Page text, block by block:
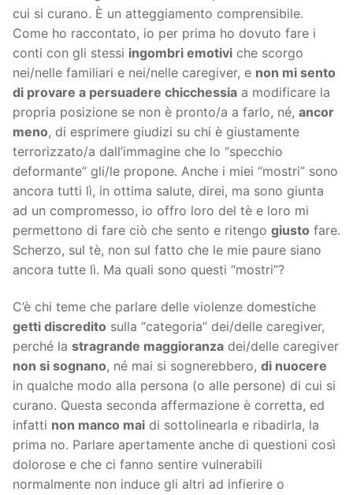
cui si curano. È un atteggiamento comprensibile.
Come ho raccontato, io per prima ho dovuto fare i
conti con gli stessi ingombri emotivi che scorgo
nei/nelle familiari e nei/nelle caregiver, e non mi sento
di provare a persuadere chicchessia a modificare la
propria posizione se non è pronto/a a farlo, né, ancor
meno, di esprimere giudizi su chi è giustamente
terrorizzato/a dall’immagine che lo “specchio
deformante” gli/le propone. Anche i miei “mostri” sono
ancora tutti lì, in ottima salute, direi, ma sono giunta
ad un compromesso, io offro loro del tè e loro mi
permettono di fare ciò che sento e ritengo giusto fare.
Scherzo, sul tè, non sul fatto che le mie paure siano
ancora tutte lì. Ma quali sono questi “mostri”?
C’è chi teme che parlare delle violenze domestiche
getti discredito sulla “categoria” dei/delle caregiver,
perché la stragrande maggioranza dei/delle caregiver
non si sognano, né mai si sognerebbero, di nuocere
in qualche modo alla persona (o alle persone) di cui si
curano. Questa seconda affermazione è corretta, ed
infatti non manco mai di sottolinearla e ribadirla, la
prima no. Parlare apertamente anche di questioni così
dolorose e che ci fanno sentire vulnerabili
normalmente non induce gli altri ad infierire o